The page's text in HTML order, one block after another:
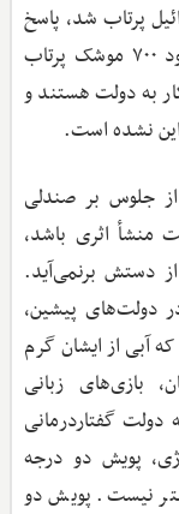
موشک به اسرائیل پرتاب شد، پاسخ
می‌شنوید که اگر فلانی رئیس‌جمهور شده بود ۷۰۰ موشک پرتاب
به دولت هستند و
این نشده است.
جلوس بر صندلی
اثری باشد،
دستش برنمی‌آید.
دولت‌های پیشین،
آبی از ایشان گرم
بازی‌های زبانی
گفتاردرمانی
پویش دو درجه
نیست. پویش دو